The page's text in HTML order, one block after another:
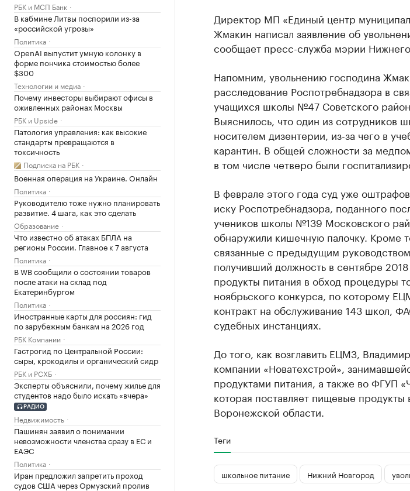
РБК и МСП Банк
В кабмине Литвы поспорили из-за
«российской угрозы»
Политика
OpenAI выпустит умную колонку в
форме пончика стоимостью более
$300
Технологии и медиа
Почему инвесторы выбирают офисы в
оживленных районах Москвы
РБК и Upside
Патология управления: как высокие
стандарты превращаются в
токсичность
Подписка на РБК
Военная операция на Украине. Онлайн
Политика
Руководителю тоже нужно планировать
развитие. 4 шага, как это сделать
Образование
Что известно об атаках БПЛА на
регионы России. Главное к 7 августа
Политика
В WB сообщили о состоянии товаров
после атаки на склад под
Екатеринбургом
Политика
Иностранные карты для россиян: гид
по зарубежным банкам на 2026 год
РБК Компании
Гастрогид по Центральной России:
сыры, крокодилы и органический сидр
РБК и РСХБ
Эксперты объяснили, почему жилье для
студентов надо было искать «вчера»
РАДИО
Недвижимость
Пашинян заявил о понимании
невозможности членства сразу в ЕС и
ЕАЭС
Политика
Иран предложил запретить проход
судов США через Ормузский пролив
Директор МП «Единый центр
Жмакин написал заявление об
сообщает пресс-служба мэрии
Напомним, увольнению господина
расследование Роспотребнадзора в
учащихся школы №47 Советского
Выяснилось, что один из сотрудников
носителем дизентерии, из-за чего в
карантин. В общей сложности за
в том числе четверо были
В феврале этого года суд уже
иску Роспотребнадзора, поданного
учеников школы №139 Московского
обнаружили кишечную палочку. Кроме
связанные с предыдущим
получивший должность в сентябре
продукты питания в обход процедуры
ноябрьского конкурса, по которому
контракт на обслуживание 143 школ,
судебных инстанциях.
До того, как возглавить ЕЦМЗ,
компании «Новатехстрой»,
продуктами питания, а также во ФГУП
которая поставляет пищевые продукты
Воронежской области.
Теги
школьное питание Нижний Новгород